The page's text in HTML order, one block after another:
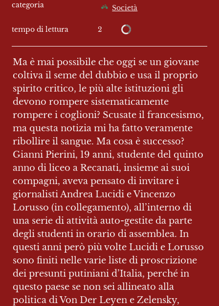
categoria Società
tempo di lettura 2
Ma è mai possibile che oggi se un giovane
coltiva il seme del dubbio e usa il proprio
spirito critico, le più alte istituzioni gli
devono rompere sistematicamente
rompere i coglioni? Scusate il francesismo,
ma questa notizia mi ha fatto veramente
ribollire il sangue. Ma cosa è successo?
Gianni Pierini, 19 anni, studente del quinto
anno di liceo a Recanati, insieme ai suoi
compagni, aveva pensato di invitare i
giornalisti Andrea Lucidi e Vincenzo
Lorusso (in collegamento), all’interno di
una serie di attività auto-gestite da parte
degli studenti in orario di assemblea. In
questi anni però più volte Lucidi e Lorusso
sono finiti nelle varie liste di proscrizione
dei presunti putiniani d’Italia, perché in
questo paese se non sei allineato alla
politica di Von Der Leyen e Zelensky,